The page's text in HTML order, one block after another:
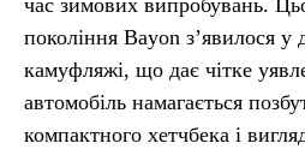
час зимових випробувань.
покоління Bayon з’явилося у
камуфляжі, що дає чітке
автомобіль намагається
компактного хетчбека і